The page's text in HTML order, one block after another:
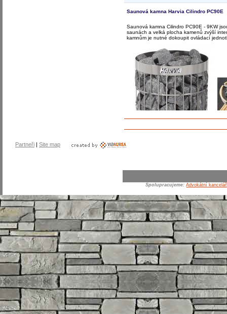
Saunová kamna Harvia Cilindro PC90E
Saunová kamna Cilindro PC90E - 9KW
saunách a velká plocha kamenů zvýší
kamnům je nutné dokoupit ovládací
Partneři | Site map
Spolupracujeme:Advokátní kancelář